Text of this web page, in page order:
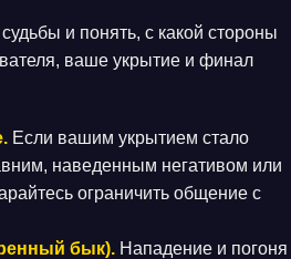
и понять, с какой стороны
ваше укрытие и финал
Если вашим укрытием стало
наведенным негативом или
ограничить общение с
бык). Нападение и погоня